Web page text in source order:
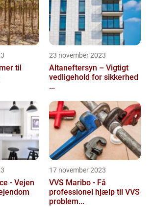
til
23 november 2023
Altaneftersyn – Vigtigt
vedligehold for sikkerhed
...
- Vejen
17 november 2023
VVS Maribo - Få
professionel hjælp til VVS
problem...